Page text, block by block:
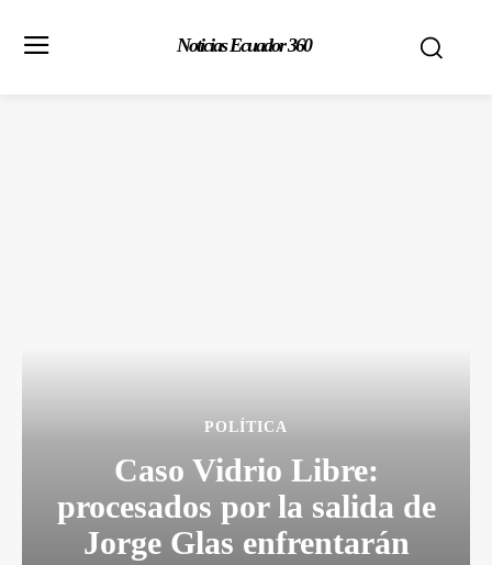
Noticias Ecuador 360
POLÍTICA
Caso Vidrio Libre:
procesados por la salida de
Jorge Glas enfrentarán